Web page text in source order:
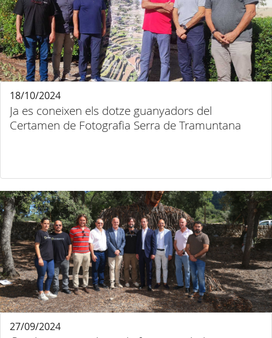
Ja es coneixen els dotze guanyadors del
Certamen de Fotografia Serra de Tramuntana
18/10/2024
27/09/2024